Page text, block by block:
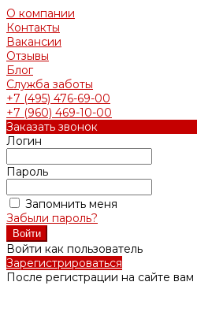
О компании
Контакты
Вакансии
Отзывы
Блог
Служба заботы
+7 (495) 476-69-00
+7 (960) 469-10-00
Заказать звонок
Логин
Пароль
Запомнить меня
Забыли пароль?
Войти как пользователь
Зарегистрироваться
После регистрации на сайте